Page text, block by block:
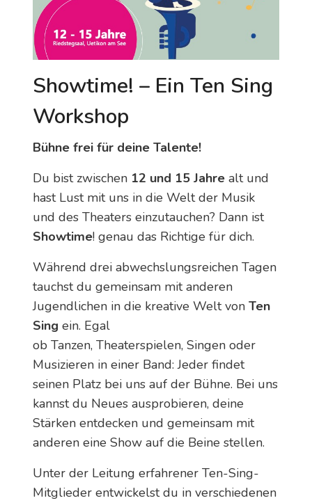
Showtime! – Ein Ten Sing
Workshop
Bühne frei für deine Talente!
Du bist zwischen 12 und 15 Jahre alt und
hast Lust mit uns in die Welt der Musik
und des Theaters einzutauchen? Dann ist
Showtime! genau das Richtige für dich.
Während drei abwechslungsreichen Tagen
tauchst du gemeinsam mit anderen
Jugendlichen in die kreative Welt von Ten
Sing ein. Egal
ob Tanzen, Theaterspielen, Singen oder
Musizieren in einer Band: Jeder findet
seinen Platz bei uns auf der Bühne. Bei uns
kannst du Neues ausprobieren, deine
Stärken entdecken und gemeinsam mit
anderen eine Show auf die Beine stellen.
Unter der Leitung erfahrener Ten-Sing-
Mitglieder entwickelst du in verschiedenen